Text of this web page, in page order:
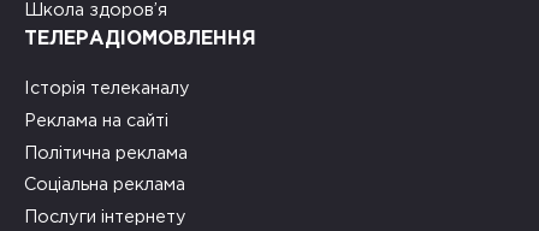
Школа здоров’я
ТЕЛЕРАДІОМОВЛЕННЯ
Історія телеканалу
Реклама на сайті
Політична реклама
Соціальна реклама
Послуги інтернету